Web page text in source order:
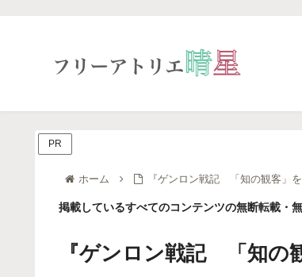
ホーム 『ゲンロン戦記 「知の観客」
掲載しているすべてのコンテンツの無断転載・
『ゲンロン戦記 「知の
PR